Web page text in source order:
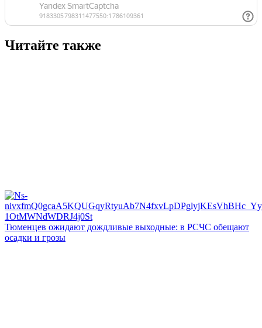
Читайте также
Тюменцев ожидают дождливые выходные: в РСЧС обещают
осадки и грозы